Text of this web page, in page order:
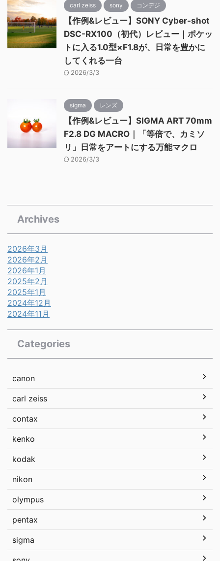
carl zeiss sony コンデジ
【作例&レビュー】SONY Cyber-shot
DSC-RX100（初代）レビュー｜ポケッ
トに入る1.0型×F1.8が、日常を豊かに
してくれる一台
2026/3/3
sigma レンズ
【作例&レビュー】SIGMA ART 70mm
F2.8 DG MACRO｜「等倍で、カミソ
リ」日常をアートにする万能マクロ
2026/3/3
Archives
2026年3月
2026年2月
2026年1月
2025年2月
2025年1月
2024年12月
2024年11月
Categories
canon
carl zeiss
contax
kenko
kodak
nikon
olympus
pentax
sigma